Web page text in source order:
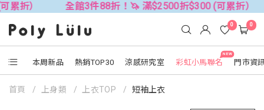
88折！🦄 滿$2500折$300 (可累折） 全館3件88折！🦄
本周新品 熱銷TOP30 涼感研究室
NEW
彩虹小馬聯名 門市資
0 0
首頁 上身類 上衣TOP 短袖上衣